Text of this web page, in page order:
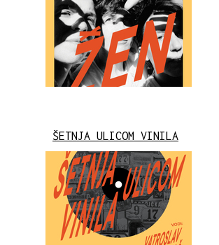
ŠETNJA ULICOM VINILA